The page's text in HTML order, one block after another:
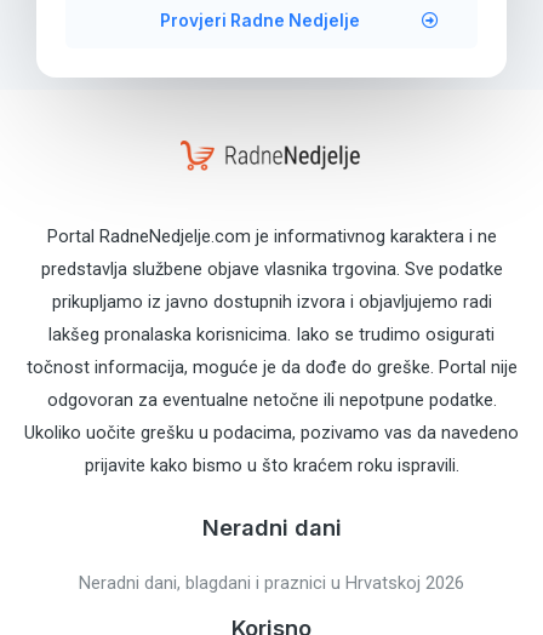
Provjeri Radne Nedjelje
Portal RadneNedjelje.com je informativnog karaktera i ne
predstavlja službene objave vlasnika trgovina. Sve podatke
prikupljamo iz javno dostupnih izvora i objavljujemo radi
lakšeg pronalaska korisnicima. Iako se trudimo osigurati
točnost informacija, moguće je da dođe do greške. Portal nije
odgovoran za eventualne netočne ili nepotpune podatke.
Ukoliko uočite grešku u podacima, pozivamo vas da navedeno
prijavite kako bismo u što kraćem roku ispravili.
Neradni dani
Neradni dani, blagdani i praznici u Hrvatskoj 2026
Korisno